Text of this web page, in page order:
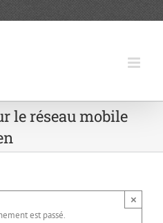
le réseau mobile
est passé.
×